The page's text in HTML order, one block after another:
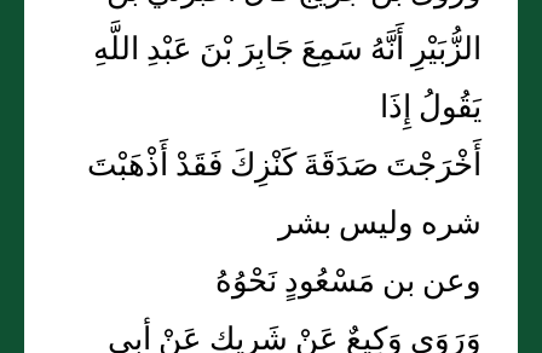
الزُّبَيْرِ أَنَّهُ سَمِعَ جَابِرَ بْنَ عَبْدِ اللَّهِ
يَقُولُ إِذَا
أَخْرَجْتَ صَدَقَةَ كَنْزِكَ فَقَدْ أَذْهَبْتَ
شره وليس بشر
وعن بن مَسْعُودٍ نَحْوُهُ
وَرَوَى وَكِيعٌ عَنْ شَرِيكٍ عَنْ أبي